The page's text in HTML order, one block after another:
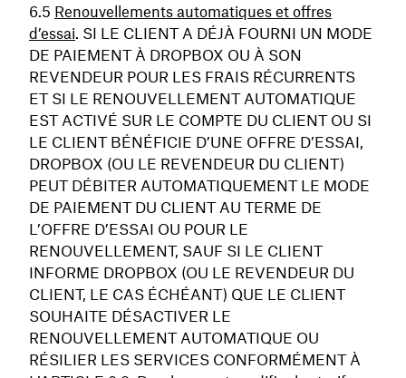
Renouvellements automatiques et offres
d’essai. SI LE CLIENT A DÉJÀ FOURNI UN MODE
DE PAIEMENT À DROPBOX OU À SON
REVENDEUR POUR LES FRAIS RÉCURRENTS
ET SI LE RENOUVELLEMENT AUTOMATIQUE
EST ACTIVÉ SUR LE COMPTE DU CLIENT OU SI
LE CLIENT BÉNÉFICIE D’UNE OFFRE D’ESSAI,
DROPBOX (OU LE REVENDEUR DU CLIENT)
PEUT DÉBITER AUTOMATIQUEMENT LE MODE
DE PAIEMENT DU CLIENT AU TERME DE
L’OFFRE D’ESSAI OU POUR LE
RENOUVELLEMENT, SAUF SI LE CLIENT
INFORME DROPBOX (OU LE REVENDEUR DU
CLIENT, LE CAS ÉCHÉANT) QUE LE CLIENT
SOUHAITE DÉSACTIVER LE
RENOUVELLEMENT AUTOMATIQUE OU
RÉSILIER LES SERVICES CONFORMÉMENT À